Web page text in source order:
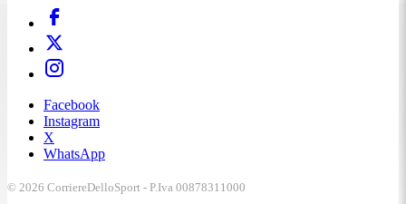
Facebook
Instagram
X
WhatsApp
© 2026 CorriereDelloSport - P.Iva 00878311000